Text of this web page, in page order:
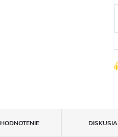
HODNOTENIE DISKUSIA